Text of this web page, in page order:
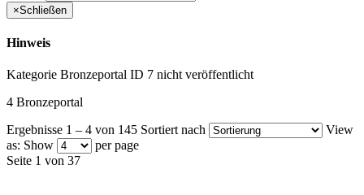
×Schließen
Hinweis
Kategorie Bronzeportal ID 7 nicht veröffentlicht
4 Bronzeportal
Ergebnisse 1 – 4 von 145 Sortiert nach
View
as: Show
per page
Seite 1 von 37